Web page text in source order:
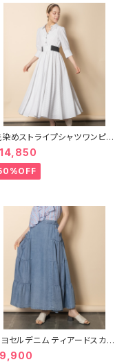
染めストライプシャツワンピー
8261101】
ヨセルデニム ティアードスカ
【8265101】